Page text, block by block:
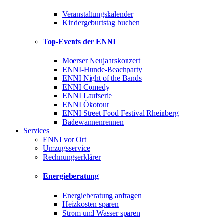
Veranstaltungskalender
Kindergeburtstag buchen
Top-Events der ENNI
Moerser Neujahrskonzert
ENNI-Hunde-Beachparty
ENNI Night of the Bands
ENNI Comedy
ENNI Laufserie
ENNI Ökotour
ENNI Street Food Festival Rheinberg
Badewannenrennen
Services
ENNI vor Ort
Umzugsservice
Rechnungserklärer
Energieberatung
Energieberatung anfragen
Heizkosten sparen
Strom und Wasser sparen